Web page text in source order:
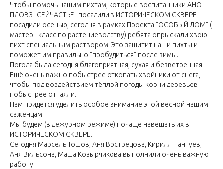
Чтобы помочь нашим пихтам, которые воспитанники АНО
ПЛОВЗ "СЕЙЧАСТЬЕ" посадили в ИСТОРИЧЕСКОМ СКВЕРЕ
посадили осенью, сегодня в рамках Проекта "ОСОБЫЙ ДОМ" (
мастер - класс по растениеводству) ребята опрыскали хвою
пихт специальным раствором. Это защитит наши пихты и
поможет им правильно "пробудиться" после зимы.
Погода была сегодня благоприятная, сухая и безветренная.
Ещё очень важно побыстрее откопать хвойники от снега,
чтобы под воздействием тёплой погоды корни деревьев
побыстрее оттаяли.
Нам придётся уделить особое внимание этой весной нашим
саженцам.
Мы будем (в дежурном режиме) почаще навещать их в
ИСТОРИЧЕСКОМ СКВЕРЕ.
Сегодня Марсель Тошов, Аня Вострецова, Кирилл Пантуев,
Аня Вильсона, Маша Козырчикова выполнили очень важную
работу!